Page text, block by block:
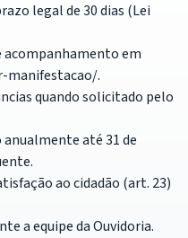
legal de 30 dias (Lei
acompanhamento em
manifestacao/.
quando solicitado pelo
até 31 de
ao cidadão (art. 23)
a equipe da Ouvidoria.